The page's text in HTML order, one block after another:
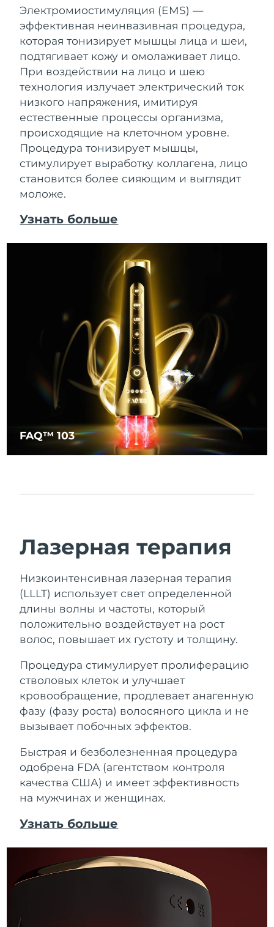
Электромиостимуляция (EMS) —
эффективная неинвазивная процедура,
которая тонизирует мышцы лица и шеи,
подтягивает кожу и омолаживает лицо.
При воздействии на лицо и шею
технология излучает электрический ток
низкого напряжения, имитируя
естественные процессы организма,
происходящие на клеточном уровне.
Процедура тонизирует мышцы,
стимулирует выработку коллагена, лицо
становится более сияющим и выглядит
моложе.
Узнать больше
FAQ™ 103
Лазерная терапия
Низкоинтенсивная лазерная терапия
(LLLT) использует свет определенной
длины волны и частоты, который
положительно воздействует на рост
волос, повышает их густоту и толщину.
Процедура стимулирует пролиферацию
стволовых клеток и улучшает
кровообращение, продлевает анагенную
фазу (фазу роста) волосяного цикла и не
вызывает побочных эффектов.
Быстрая и безболезненная процедура
одобрена FDA (агентством контроля
качества США) и имеет эффективность
на мужчинах и женщинах.
Узнать больше